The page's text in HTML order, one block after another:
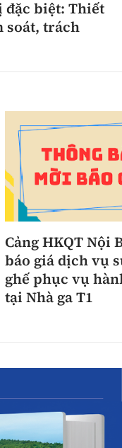
đặc biệt: Thiết
soát, trách
Cảng HKQT Nội
báo giá dịch vụ
ghế phục vụ
tại Nhà ga T1